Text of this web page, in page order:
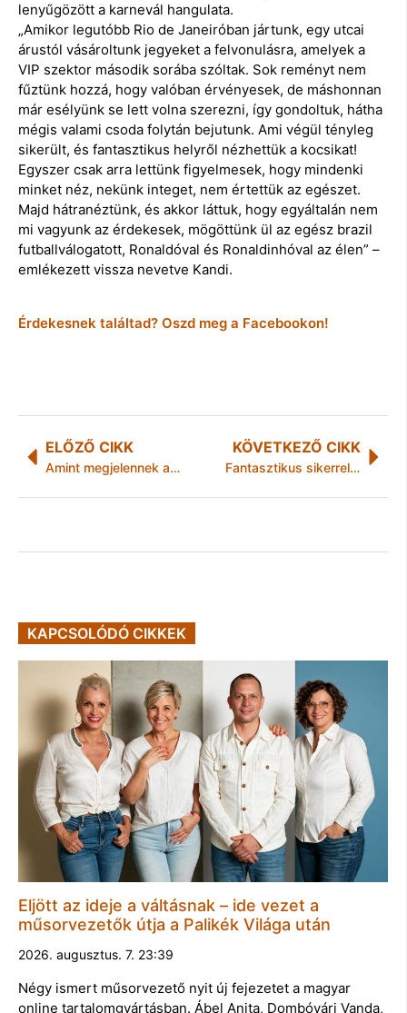
lenyűgözött a karnevál hangulata.
„Amikor legutóbb Rio de Janeiróban jártunk, egy utcai
árustól vásároltunk jegyeket a felvonulásra, amelyek a
VIP szektor második sorába szóltak. Sok reményt nem
fűztünk hozzá, hogy valóban érvényesek, de máshonnan
már esélyünk se lett volna szerezni, így gondoltuk, hátha
mégis valami csoda folytán bejutunk. Ami végül tényleg
sikerült, és fantasztikus helyről nézhettük a kocsikat!
Egyszer csak arra lettünk figyelmesek, hogy mindenki
minket néz, nekünk integet, nem értettük az egészet.
Majd hátranéztünk, és akkor láttuk, hogy egyáltalán nem
mi vagyunk az érdekesek, mögöttünk ül az egész brazil
futballválogatott, Ronaldóval és Ronaldinhóval az élen” –
emlékezett vissza nevetve Kandi.
Érdekesnek találtad? Oszd meg a Facebookon!
ELŐZŐ CIKK
Amint megjelennek a diákok, emelkedhetnek az albérletárak
KÖVETKEZŐ CIKK
Fantasztikus sikerrel zárult az idei 4Ladies Cup-Hungary 2021
KAPCSOLÓDÓ CIKKEK
Eljött az ideje a váltásnak – ide vezet a
műsorvezetők útja a Palikék Világa után
2026. augusztus. 7. 23:39
Négy ismert műsorvezető nyit új fejezetet a magyar
online tartalomgyártásban. Ábel Anita, Dombóvári Vanda,